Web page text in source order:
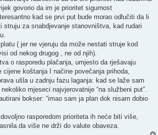
govorio da im je prioritet sigurnost
kad se prvi put bude morao odlučiti da li
struju za snabdjevanje stanovništva, kad rudari
( jer ne vjeruju da može nestati struje kod
od nekog drugog , ne od njih).
o rasporedu plačanja, umjesto da rješavaju
koštanja I načine povečanja prihoda,
ušla u zadnju fazu laganja: kad se laže sam
mjeseci najvjerovatnije “na službeni put”.
bokser: “imao sam ja plan dok nisam dobio
rasporedom prioriteta ih neće biti više,
da više ne drži do valute obaveza.